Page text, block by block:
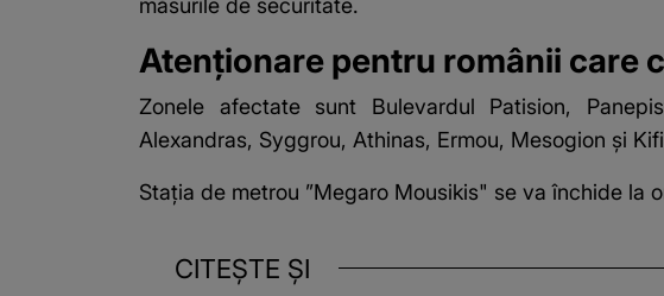
măsurile de securitate.
Atenționare pentru românii care
Zonele afectatesunt Bulevardul Patision,
Alexandras, Syggrou, Athinas, Ermou, Mesogion şi
Staţia de metrou ”Megaro Mousikis" se va închide la
CITEȘTE ȘI